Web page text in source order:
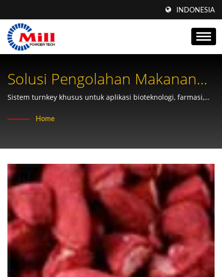
INDONESIA
Solusi Pengolahan Makanan
Sehat Anka - Sistem
Penggilingan & Pencampuran
Sistem turnkey khusus untuk aplikasi bioteknologi, farmasi,
penggilingan dan pencampuran presisi
Home